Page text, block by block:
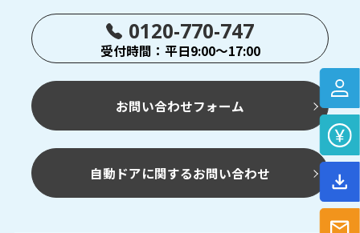
0120-770-747
受付時間：平日9:00～17:00
お問い合わせフォーム
自動ドアに関するお問い合わせ